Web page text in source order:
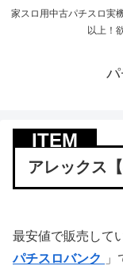
家スロ用中古パチスロ実
以上！
アレックス【
最安値で販売して
パチスロバンク
」